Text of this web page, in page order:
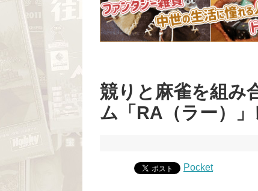
競りと麻雀を組み
ム「RA（ラー）」
Pocket